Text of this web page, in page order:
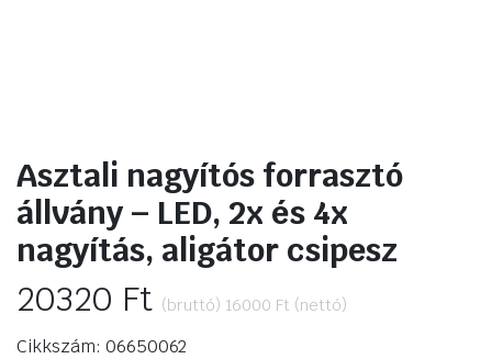
Asztali nagyítós forrasztó
állvány – LED, 2x és 4x
nagyítás, aligátor csipesz
20320 Ft (bruttó) 16000 Ft (nettó)
Cikkszám: 06650062